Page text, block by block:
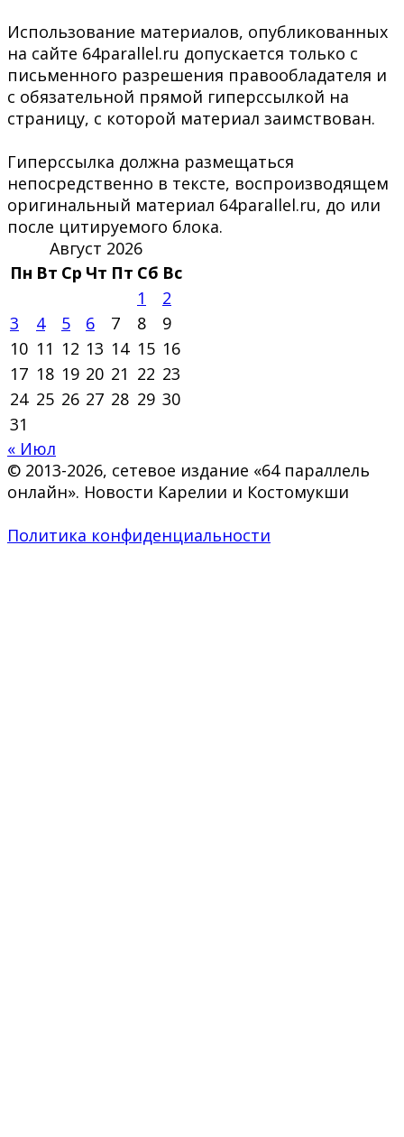
Использование материалов, опубликованных
на сайте 64parallel.ru допускается только с
письменного разрешения правообладателя и
с обязательной прямой гиперссылкой на
страницу, с которой материал заимствован.
Гиперссылка должна размещаться
непосредственно в тексте, воспроизводящем
оригинальный материал 64parallel.ru, до или
после цитируемого блока.
Август 2026
Пн Вт Ср Чт Пт Сб Вс
1
2
3
4 5 6 7 8
9
10 11 12 13 14 15 16
17 18 19 20 21 22 23
24 25 26 27 28 29 30
31
« Июл
© 2013-2026, сетевое издание «64 параллель
онлайн». Новости Карелии и Костомукши
Политика конфиденциальности